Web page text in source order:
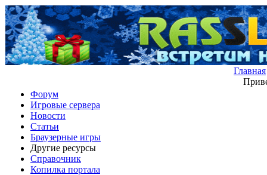
Главная
Форум
Игровые сервера
Новости
Статьи
Браузерные игры
Другие ресурсы
Справочник
Копилка портала